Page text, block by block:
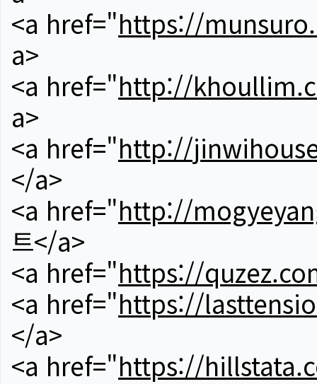
<a href="https://
a>
<a href="http://
a>
<a href="http://
</a>
<a href="http://
트</a>
<a href="https://
<a href="https://
</a>
<a href="https://